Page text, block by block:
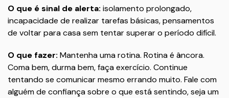
O que é sinal de alerta: isolamento prolongado,
incapacidade de realizar tarefas básicas, pensamentos
de voltar para casa sem tentar superar o período difícil.
O que fazer: Mantenha uma rotina. Rotina é âncora.
Coma bem, durma bem, faça exercício. Continue
tentando se comunicar mesmo errando muito. Fale com
alguém de confiança sobre o que está sentindo, seja um